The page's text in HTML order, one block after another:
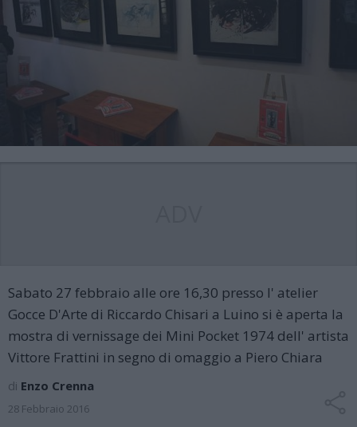
Sabato 27 febbraio alle ore 16,30 presso l' atelier
Gocce D'Arte di Riccardo Chisari a Luino si è aperta la
mostra di vernissage dei Mini Pocket 1974 dell' artista
Vittore Frattini in segno di omaggio a Piero Chiara
di Enzo Crenna
28 Febbraio 2016